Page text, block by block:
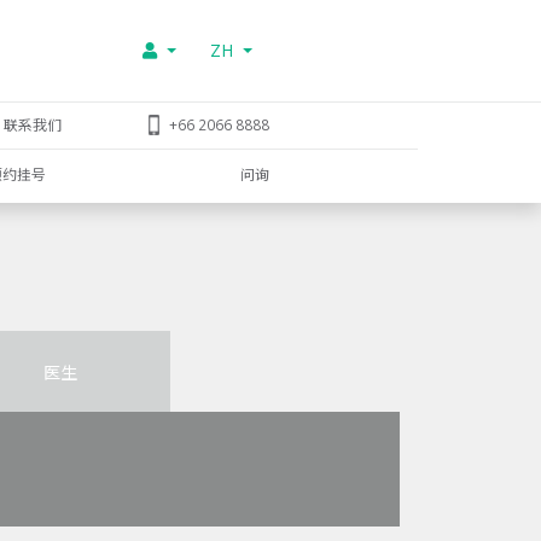
ZH
联系我们 +66 2066 8888
挂号 问询
医生